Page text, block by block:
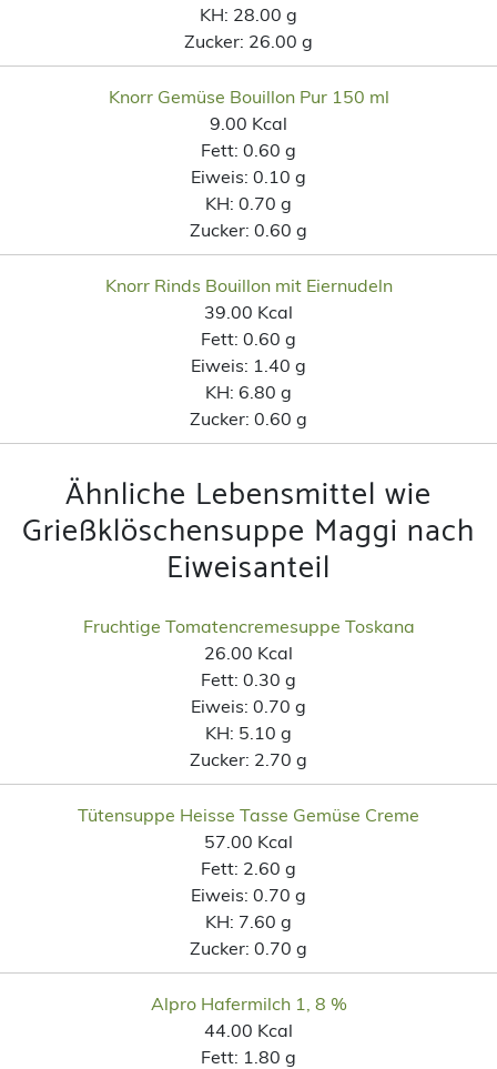
KH: 28.00 g
Zucker: 26.00 g
Knorr Gemüse Bouillon Pur 150 ml
9.00 Kcal
Fett: 0.60 g
Eiweis: 0.10 g
KH: 0.70 g
Zucker: 0.60 g
Knorr Rinds Bouillon mit Eiernudeln
39.00 Kcal
Fett: 0.60 g
Eiweis: 1.40 g
KH: 6.80 g
Zucker: 0.60 g
Ähnliche Lebensmittel wie
Grießklöschensuppe Maggi nach
Eiweisanteil
Fruchtige Tomatencremesuppe Toskana
26.00 Kcal
Fett: 0.30 g
Eiweis: 0.70 g
KH: 5.10 g
Zucker: 2.70 g
Tütensuppe Heisse Tasse Gemüse Creme
57.00 Kcal
Fett: 2.60 g
Eiweis: 0.70 g
KH: 7.60 g
Zucker: 0.70 g
Alpro Hafermilch 1, 8 %
44.00 Kcal
Fett: 1.80 g